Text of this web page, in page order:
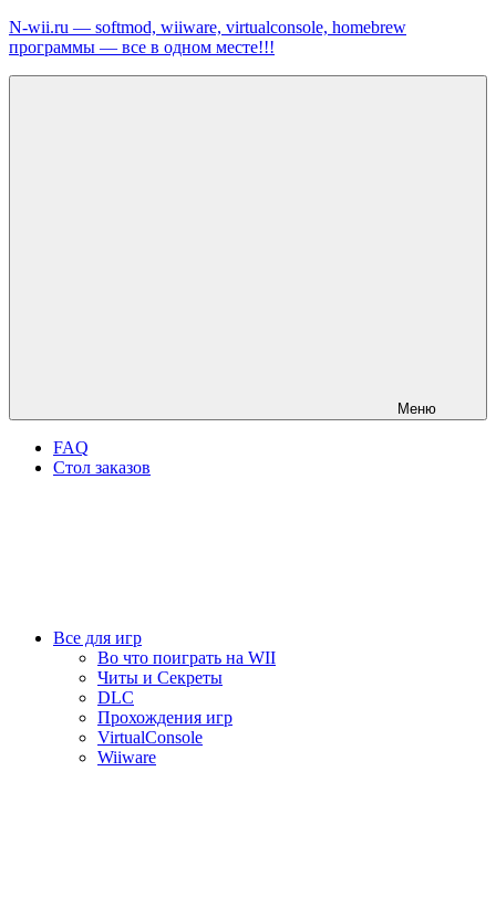
Перейти
к
N-wii.ru — softmod, wiiware, virtualconsole, homebrew
программы — все в одном месте!!!
Меню
FAQ
Стол заказов
Все для игр
Во что поиграть на WII
Читы и Секреты
DLC
Прохождения игр
VirtualConsole
Wiiware